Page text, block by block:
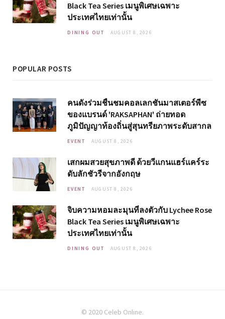
Black Tea Series เมนูพิเศษเฉพาะ
ประเทศไทยเท่านั้น
DINING OUT AUGUST 8, 2026
POPULAR POSTS
คนดังร่วมชื่นชมคอลเลกชันมาสเตอร์พีซ
ของแบรนด์ 'RAKSAPHAN' ถ่ายทอด
ภูมิปัญญาท้องถิ่นสู่สุนทรียภาพระดับสากล
EVENT AUGUST 8, 2026
เสกผมสวยสุขภาพดี ด้วยวีแกนแฮร์แคร์ระ
ดับลักชัวรีจากอังกฤษ
EVENT AUGUST 8, 2026
จิบความหอมละมุนที่ลงตัวกับ Lychee Rose
Black Tea Series เมนูพิเศษเฉพาะ
ประเทศไทยเท่านั้น
DINING OUT AUGUST 8, 2026
© 2020 Celeb Online.